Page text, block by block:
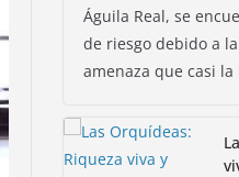
Águila Real, se
de riesgo debido a
amenaza que casi